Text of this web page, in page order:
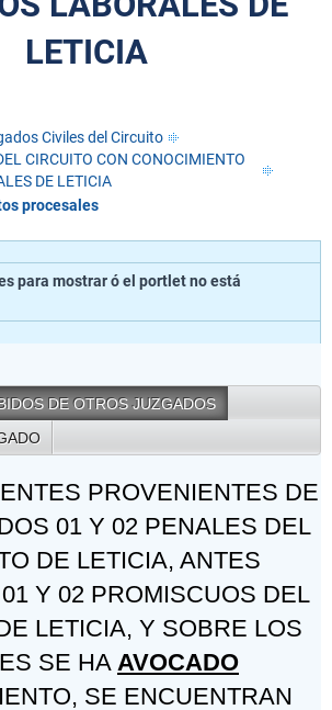
LETICIA
Civiles del Circuito
CIRCUITO CON CONOCIMIENTO
DE LETICIA
procesales
para mostrar ó el portlet no está
DE OTROS JUZGADOS
PROVENIENTES DE
01 Y 02 PENALES DEL
DE LETICIA, ANTES
Y 02 PROMISCUOS DEL
LETICIA, Y SOBRE LOS
SE HA AVOCADO
SE ENCUENTRAN